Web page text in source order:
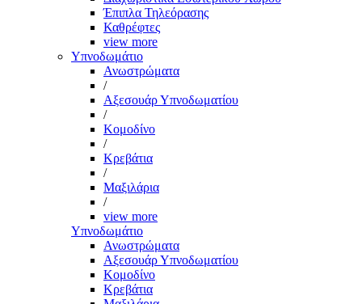
Έπιπλα Τηλεόρασης
Καθρέφτες
view more
Υπνοδωμάτιο
Ανωστρώματα
/
Αξεσουάρ Υπνοδωματίου
/
Κομοδίνο
/
Κρεβάτια
/
Μαξιλάρια
/
view more
Υπνοδωμάτιο
Ανωστρώματα
Αξεσουάρ Υπνοδωματίου
Κομοδίνο
Κρεβάτια